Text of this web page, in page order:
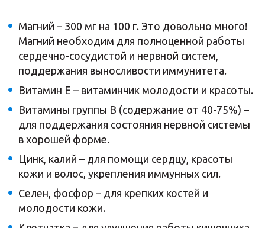
Магний – 300 мг на 100 г. Это довольно много!
Магний необходим для полноценной работы
сердечно-сосудистой и нервной систем,
поддержания выносливости иммунитета.
Витамин Е – витаминчик молодости и красоты.
Витамины группы В (содержание от 40-75%) –
для поддержания состояния нервной системы
в хорошей форме.
Цинк, калий – для помощи сердцу, красоты
кожи и волос, укрепления иммунных сил.
Селен, фосфор – для крепких костей и
молодости кожи.